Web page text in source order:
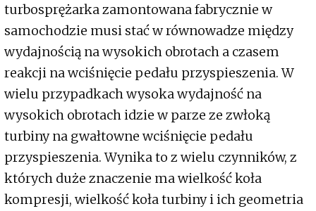
turbosprężarka zamontowana fabrycznie w
samochodzie musi stać w równowadze między
wydajnością na wysokich obrotach a czasem
reakcji na wciśnięcie pedału przyspieszenia. W
wielu przypadkach wysoka wydajność na
wysokich obrotach idzie w parze ze zwłoką
turbiny na gwałtowne wciśnięcie pedału
przyspieszenia. Wynika to z wielu czynników, z
których duże znaczenie ma wielkość koła
kompresji, wielkość koła turbiny i ich geometria